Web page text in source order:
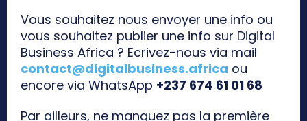
Vous souhaitez nous envoyer une info ou
vous souhaitez publier une info sur Digital
Business Africa ? Ecrivez-nous via mail
contact@digitalbusiness.africa ou
encore via WhatsApp +237 674 61 01 68
Par ailleurs, ne manquez pas la première